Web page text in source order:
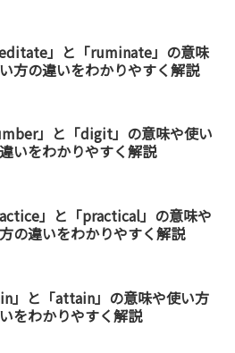
」と「ruminate」の意味
方の違いをわかりやすく解説
」と「digit」の意味や使い
いをわかりやすく解説
」と「practical」の意味や
の違いをわかりやすく解説
」と「attain」の意味や使い方
をわかりやすく解説